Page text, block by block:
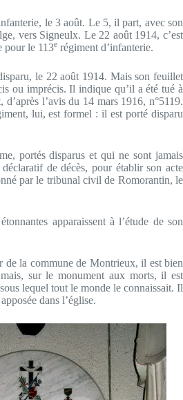
le 3 août. Le 5, il part, avec son
vers Signeulx. Le 22 août 1914, c’est
pour le 113e régiment d’infanterie.
le 22 août 1914. Mais son feuillet
ou imprécis. Il indique qu’il a été tué à
l’avis du 14 mars 1916, n°5119.
lui, est formel : il est porté disparu
portés disparus et qui ne sont jamais
de décès, pour établir son acte
par le tribunal civil de Romorantin, le
apparaissent à l’étude de son
de la commune de Montrieux, il est bien
sur le monument aux morts, il est
lequel tout le monde le connaissait. Il
dans l’église.